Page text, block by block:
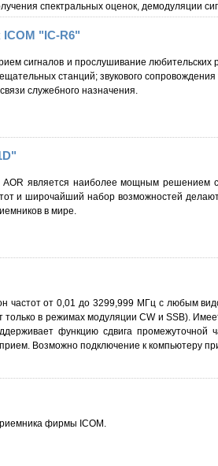
спектральных оценок, демодуляции
"IC-R6"
сигналов и прослушивание любительских
станций; звукового
служебного назначения.
является наиболее мощным решением
и широчайший набор возможностей
в мире.
частот от 0,01 до 3299,999 МГц с любым
в режимах модуляции CW и SSB).
функцию сдвига промежуточной
Возможно подключение к компьютеру
фирмы ICOM.